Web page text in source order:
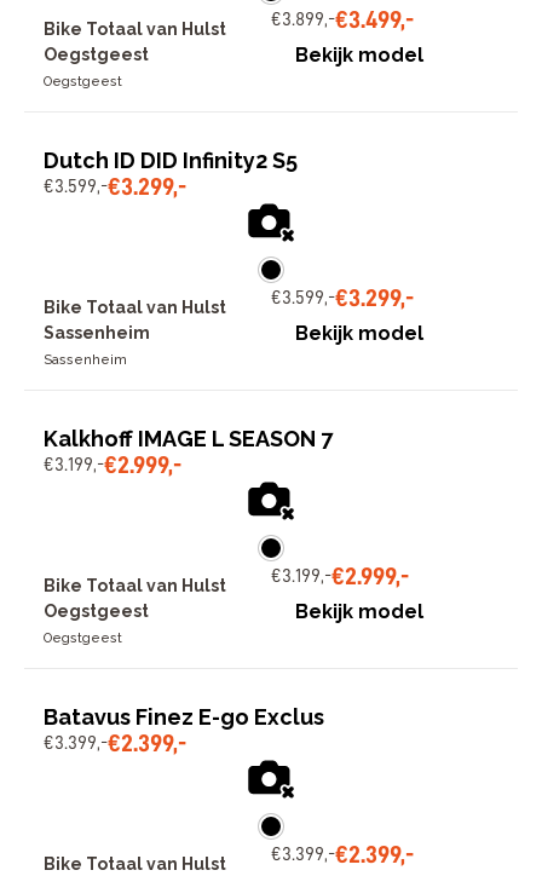
Bike Totaal van Hulst
Oegstgeest
Oegstgeest
€3.899,-€3.499,-
Bekijk model
Dutch ID DID Infinity2 S5
€3.599,-€3.299,-
Bike Totaal van Hulst
Sassenheim
Sassenheim
€3.599,-€3.299,-
Bekijk model
Kalkhoff IMAGE L SEASON 7
€3.199,-€2.999,-
Bike Totaal van Hulst
Oegstgeest
Oegstgeest
€3.199,-€2.999,-
Bekijk model
Batavus Finez E-go Exclus
€3.399,-€2.399,-
Bike Totaal van Hulst
€3.399,-€2.399,-